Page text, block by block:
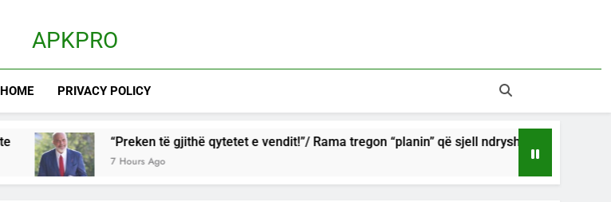
APKPRO
HOME PRIVACY POLICY
“Preken të gjithë qytetet e vendit!”/ Rama tregon “planin” që sjell ndryshimin
7 Hours Ago